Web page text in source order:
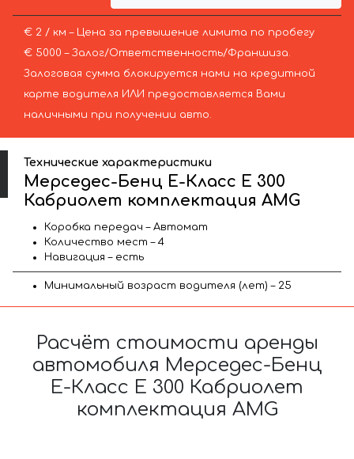
€ 2 / км – Цена за превышение лимита по пробегу
€ 5000 – Залог/Ответственность/Франшиза.
Залоговая сумма блокируется нами на кредитной
карте водителя ИЛИ предоставляется Вами
наличными при получении авто.
Технические характеристики
Мерседес-Бенц Е-Класс Е 300
Кабриолет комплектация AMG
Коробка передач – Автомат
Количество мест – 4
Навигация – есть
Минимальный возраст водителя (лет) – 25
Расчёт стоимости аренды
автомобиля Мерседес-Бенц
Е-Класс Е 300 Кабриолет
комплектация AMG